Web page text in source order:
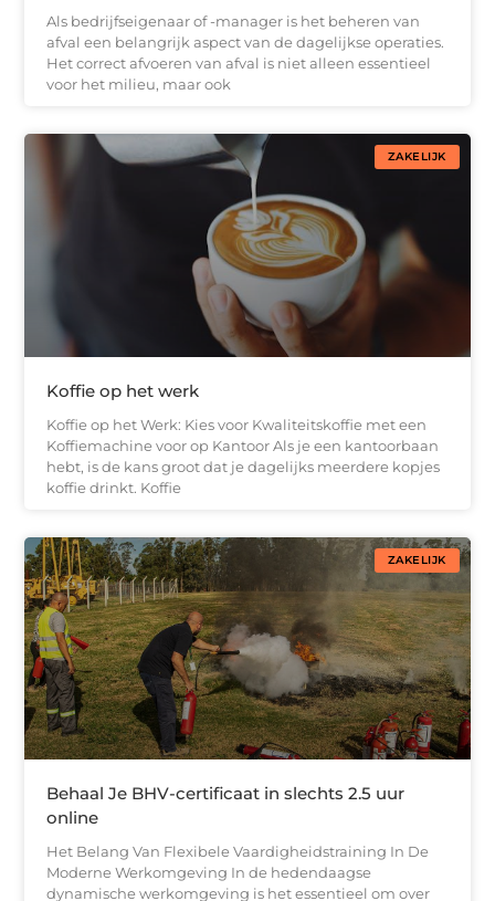
Als bedrijfseigenaar of -manager is het beheren van
afval een belangrijk aspect van de dagelijkse operaties.
Het correct afvoeren van afval is niet alleen essentieel
voor het milieu, maar ook
ZAKELIJK
Koffie op het werk
Koffie op het Werk: Kies voor Kwaliteitskoffie met een
Koffiemachine voor op Kantoor Als je een kantoorbaan
hebt, is de kans groot dat je dagelijks meerdere kopjes
koffie drinkt. Koffie
ZAKELIJK
Behaal Je BHV-certificaat in slechts 2.5 uur
online
Het Belang Van Flexibele Vaardigheidstraining In De
Moderne Werkomgeving In de hedendaagse
dynamische werkomgeving is het essentieel om over